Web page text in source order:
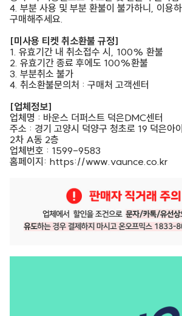
4. 부분 사용 및 부분 환불이 불가하니, 이용
구매해주세요.
[미사용 티켓 취소환불 규정]
1. 유효기간 내 취소접수 시, 100% 환불
2. 유효기간 종료 후에도 100%환불
3. 부분취소 불가
4. 취소환불문의처 : 구매처 고객센터
[업체정보]
업체명 : 바운스 더퍼스트 덕은DMC센터
주소 : 경기 고양시 덕양구 청초로 19 덕은아
2차 A동 2층
업체번호 : 1599-9583
홈페이지: https://www.vaunce.co.kr